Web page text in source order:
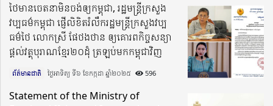
ថៃមានចេតនាមិនចង់ឲ្យកម្ពុជា, រដ្ឋមន្ដ្រីក្រសួង
វប្បធម៌កម្ពុជា ផ្ញើលិខិតរំលឹករដ្ឋមន្ដ្រីក្រសួងវប្ប
ធម៌ថៃ លោកស្រី ផែថងថាន ឲ្យគោរពកិច្ចសន្យា
ផ្ដល់វត្ថុបុរាណខ្មែរ២០ដុំ ត្រឡប់មកកម្ពុជាវិញ
ព័ត៌មានជាតិ ថ្ងៃអាទិត្យ ទី៦ ខែកក្កដា ឆ្នាំ២០២៥​ 596
Statement of the Ministry of